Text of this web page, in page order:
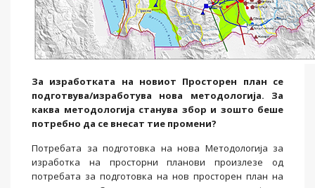
За изработката на новиот Просторен план се
подготвува/изработува нова методологија. За
каква методологија станува збор и зошто беше
потребно да се внесат тие промени?
Потребата за подготовка на нова Методологија за
изработка на просторни планови произлезе од
потребата за подготовка на нов просторен план на